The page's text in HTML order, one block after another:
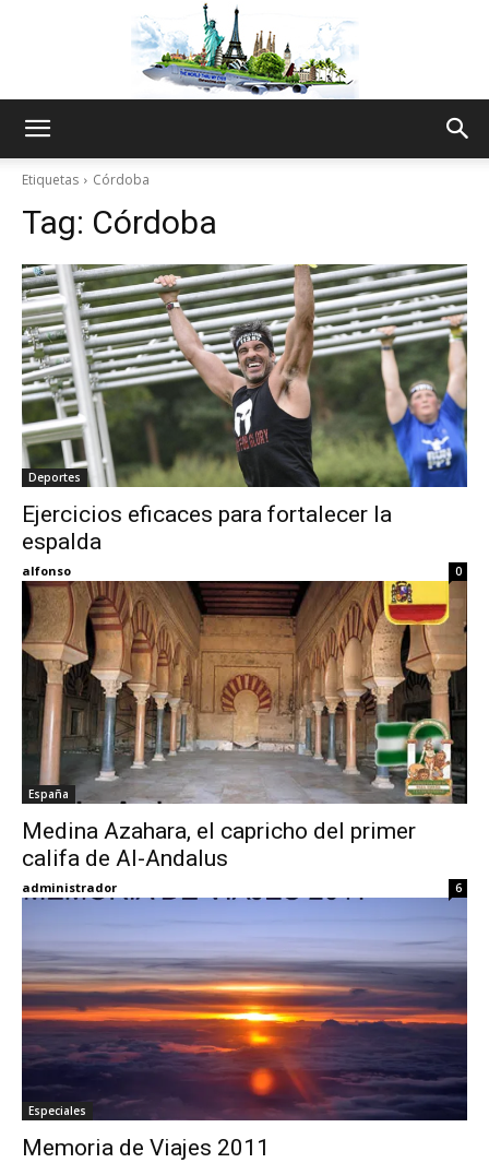
Thru
My
Etiquetas Córdoba
Tag: Córdoba
Deportes
Ejercicios eficaces para fortalecer la
espalda
alfonso 0
España
Medina Azahara, el capricho del primer
califa de Al-Andalus
administrador 6
Especiales
Memoria de Viajes 2011